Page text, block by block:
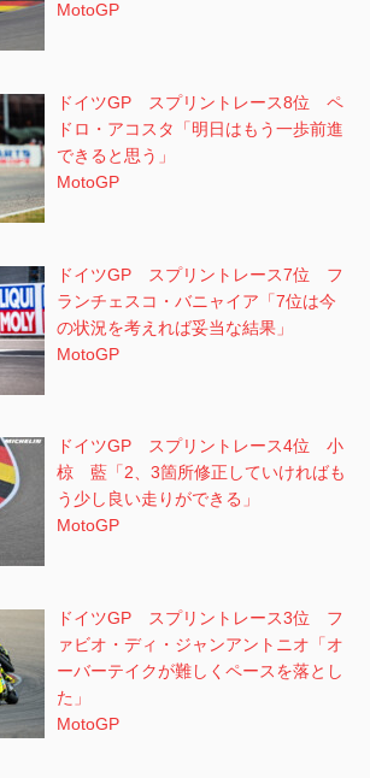
MotoGP
ドイツGP スプリントレース8位 ペ
ドロ・アコスタ「明日はもう一歩前進
できると思う」
MotoGP
ドイツGP スプリントレース7位 フ
ランチェスコ・バニャイア「7位は今
の状況を考えれば妥当な結果」
MotoGP
ドイツGP スプリントレース4位 小
椋 藍「2、3箇所修正していければも
う少し良い走りができる」
MotoGP
ドイツGP スプリントレース3位 フ
ァビオ・ディ・ジャンアントニオ「オ
ーバーテイクが難しくペースを落とし
た」
MotoGP